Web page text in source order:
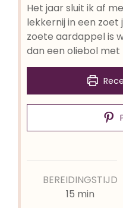
Het jaar sluit ik af
lekkernij in een zoet
zoete aardappel is
dan een oliebol met
BEREIDINGSTIJD
15minuten
min